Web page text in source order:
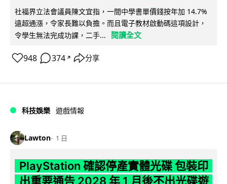
社福界立法會議員陳文宜指，一間中學書單價錢按年加 14.7%
遠超通漲，令家長難以負擔。而且電子教材啟動碼這項設計，
令學生無法完成功課，二手...
閱讀全文
948 374 ↗ 分享
科技娛樂 遊戲情報
Lawton 1 日
PlayStation 確認停產實體光碟 包裝印
出重要通告 2028 年 1 月後不出光碟遊